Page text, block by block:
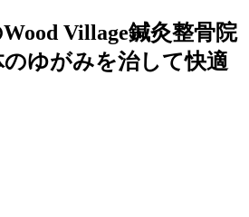
Village鍼灸整骨院
ゆがみを治して快適